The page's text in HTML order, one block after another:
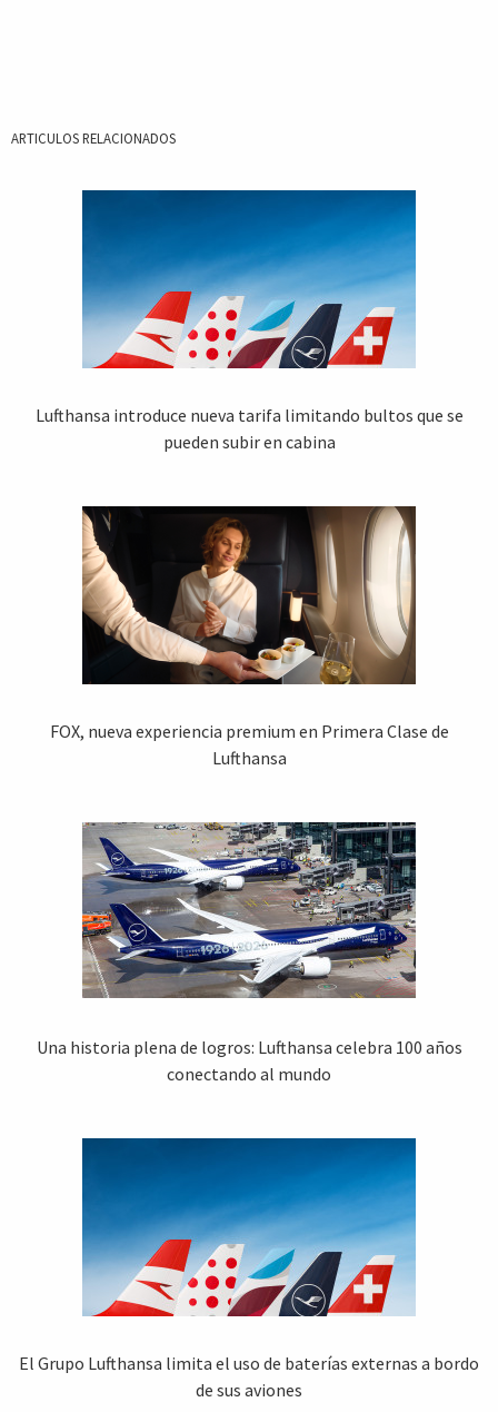
ARTICULOS RELACIONADOS
Lufthansa introduce nueva tarifa limitando bultos que se
pueden subir en cabina
FOX, nueva experiencia premium en Primera Clase de
Lufthansa
Una historia plena de logros: Lufthansa celebra 100 años
conectando al mundo
El Grupo Lufthansa limita el uso de baterías externas a bordo
de sus aviones